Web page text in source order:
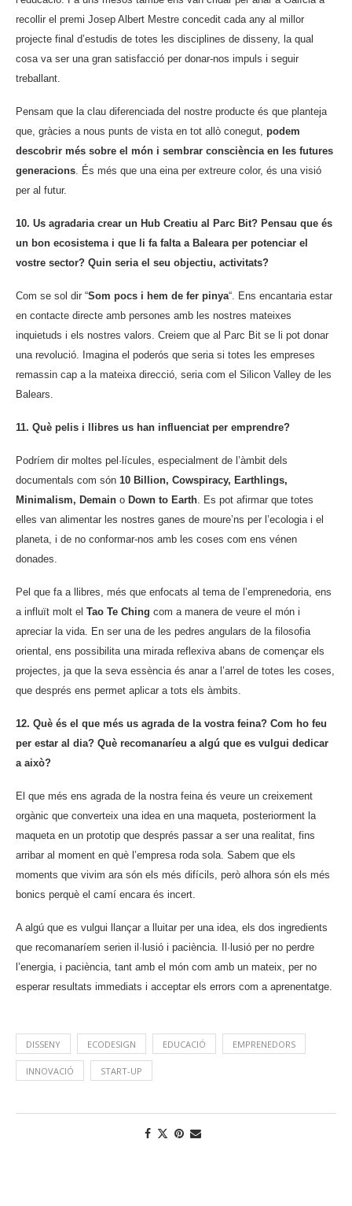
recollir el premi Josep Albert Mestre concedit cada any al millor
projecte final d’estudis de totes les disciplines de disseny, la qual
cosa va ser una gran satisfacció per donar-nos impuls i seguir
treballant.
Pensam que la clau diferenciada del nostre producte és que planteja
que, gràcies a nous punts de vista en tot allò conegut, podem
descobrir més sobre el món i sembrar consciència en les futures
generacions . És més que una eina per extreure color, és una visió
per al futur.
10. Us agradaria crear un Hub Creatiu al Parc Bit? Pensau que és
un bon ecosistema i que li fa falta a Baleara per potenciar el
vostre sector? Quin seria el seu objectiu, activitats?
Com se sol dir “Som pocs i hem de fer pinya“. Ens encantaria estar
en contacte directe amb persones amb les nostres mateixes
inquietuds i els nostres valors. Creiem que al Parc Bit se li pot donar
una revolució. Imagina el poderós que seria si totes les empreses
remassin cap a la mateixa direcció, seria com el Silicon Valley de les
Balears.
11. Què pelis i llibres us han influenciat per emprendre?
Podríem dir moltes pel·lícules, especialment de l’àmbit dels
documentals com són 10 Billion, Cowspiracy, Earthlings,
Minimalism, Demain o Down to Earth . Es pot afirmar que totes
elles van alimentar les nostres ganes de moure’ns per l’ecologia i el
planeta, i de no conformar-nos amb les coses com ens vénen
donades.
Pel que fa a llibres, més que enfocats al tema de l’emprenedoria, ens
a influït molt el Tao Te Ching com a manera de veure el món i
apreciar la vida. En ser una de les pedres angulars de la filosofia
oriental, ens possibilita una mirada reflexiva abans de començar els
projectes, ja que la seva essència és anar a l’arrel de totes les coses,
que després ens permet aplicar a tots els àmbits.
12. Què és el que més us agrada de la vostra feina? Com ho feu
per estar al dia? Què recomanaríeu a algú que es vulgui dedicar
a això?
El que més ens agrada de la nostra feina és veure un creixement
orgànic que converteix una idea en una maqueta, posteriorment la
maqueta en un prototip que després passar a ser una realitat, fins
arribar al moment en què l’empresa roda sola. Sabem que els
moments que vivim ara són els més difícils, però alhora són els més
bonics perquè el camí encara és incert.
A algú que es vulgui llançar a lluitar per una idea, els dos ingredients
que recomanaríem serien il·lusió i paciència. Il·lusió per no perdre
l’energia, i paciència, tant amb el món com amb un mateix, per no
esperar resultats immediats i acceptar els errors com a aprenentatge.
DISSENY ECODESIGN EDUCACIÓ EMPRENEDORS
INNOVACIÓ START-UP